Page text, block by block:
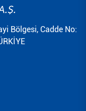
Bölgesi, Cadde No: